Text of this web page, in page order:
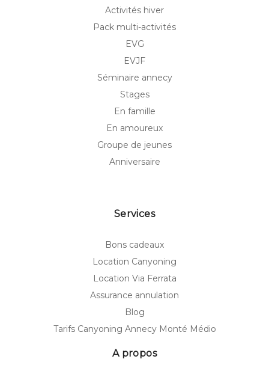
Activités hiver
Pack multi-activités
EVG
EVJF
Séminaire annecy
Stages
En famille
En amoureux
Groupe de jeunes
Anniversaire
Services
Bons cadeaux
Location Canyoning
Location Via Ferrata
Assurance annulation
Blog
Tarifs Canyoning Annecy Monté Médio
A propos